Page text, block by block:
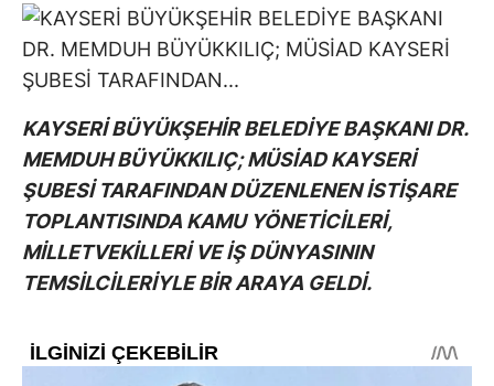
KAYSERİ BÜYÜKŞEHİR BELEDİYE BAŞKANI DR.
MEMDUH BÜYÜKKILIÇ; MÜSİAD KAYSERİ
ŞUBESİ TARAFINDAN DÜZENLENEN İSTİŞARE
TOPLANTISINDA KAMU YÖNETİCİLERİ,
MİLLETVEKİLLERİ VE İŞ DÜNYASININ
TEMSİLCİLERİYLE BİR ARAYA GELDİ.